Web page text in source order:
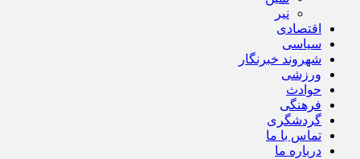
نیر
اقتصادی
سیاسی
شهروند خبرنگار
ورزشی
حوادث
فرهنگی
گردشگری
تماس با ما
درباره ما